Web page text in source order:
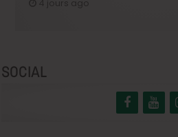
SOCIAL